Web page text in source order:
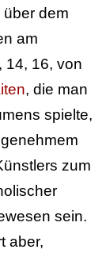
dem
am
14, 16, von
, die man
spielte,
zum
sein.
aber,